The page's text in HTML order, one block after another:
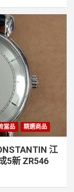
當品 精選商品
江
5新 ZR546